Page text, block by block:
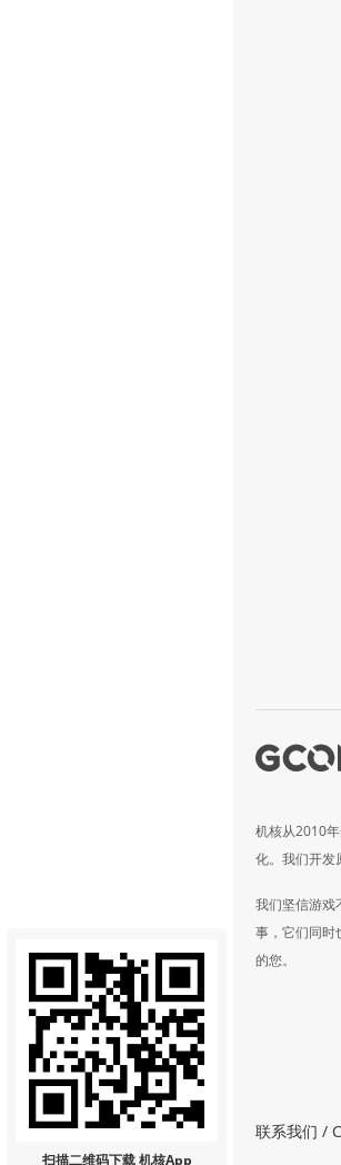
扫描二维码下载 机核App
机核从2010
化。我们开发
我们坚信游戏
事，它们同时
的您。
联系我们 /